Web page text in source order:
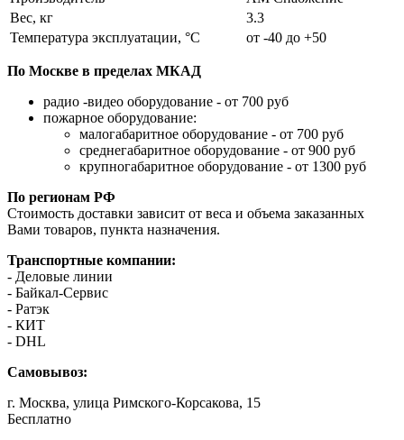
Вес, кг
3.3
Температура эксплуатации, °C
от -40 до +50
По Москве в пределах МКАД
радио -видео оборудование - от 700 руб
пожарное оборудование:
малогабаритное оборудование - от 700 руб
среднегабаритное оборудование - от 900 руб
крупногабаритное оборудование - от 1300 руб
По регионам РФ
Стоимость доставки зависит от веса и объема заказанных
Вами товаров, пункта назначения.
Транспортные компании:
- Деловые линии
- Байкал-Сервис
- Ратэк
- КИТ
- DHL
Самовывоз:
г. Москва, улица Римского-Корсакова, 15
Бесплатно